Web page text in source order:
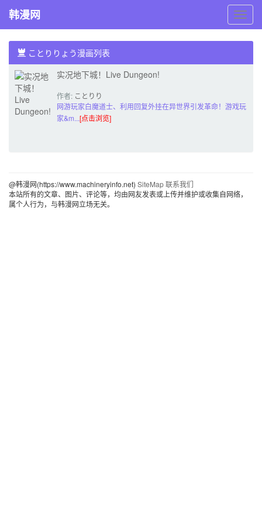
韩
漫
网
韩漫网
ことりりょう漫画列表
实况地下城！Live Dungeon!
作者: ことりり
ょう
网游玩家白魔道士、利用回复外挂在异世界引发革命！游戏玩
家&m...[点击浏览]
@韩漫网(https://www.machineryinfo.net) SiteMap联系我们
本站所有的文章、图片、评论等，均由网友发表或上传并维护或收集自网络，
属个人行为，与韩漫网立场无关。